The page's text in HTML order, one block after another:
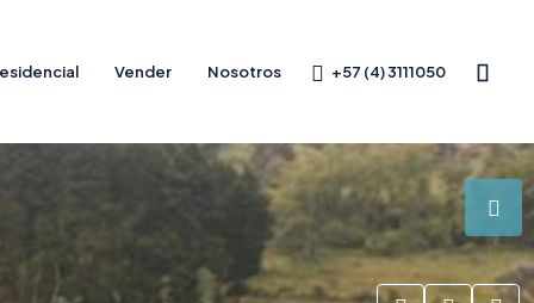
Vender Nosotros +57 (4) 3111050